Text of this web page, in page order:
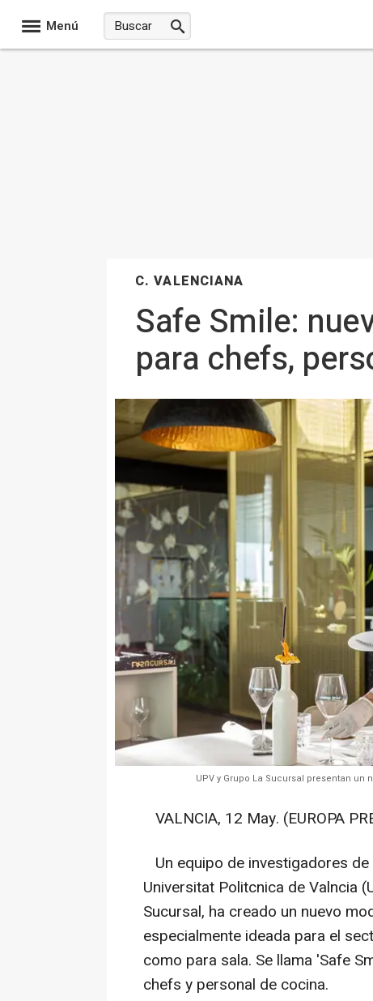
Menú
C. VALENCIANA
Safe Smile:
para chefs,
UPV y Grupo La Sucursal presentan
VALNCIA, 12 May. (EUROPA
Un equipo de investigadores
Universitat Politcnica de Valncia
Sucursal, ha creado un nuevo
especialmente ideada para el
como para sala. Se llama 'Safe
chefs y personal de cocina.